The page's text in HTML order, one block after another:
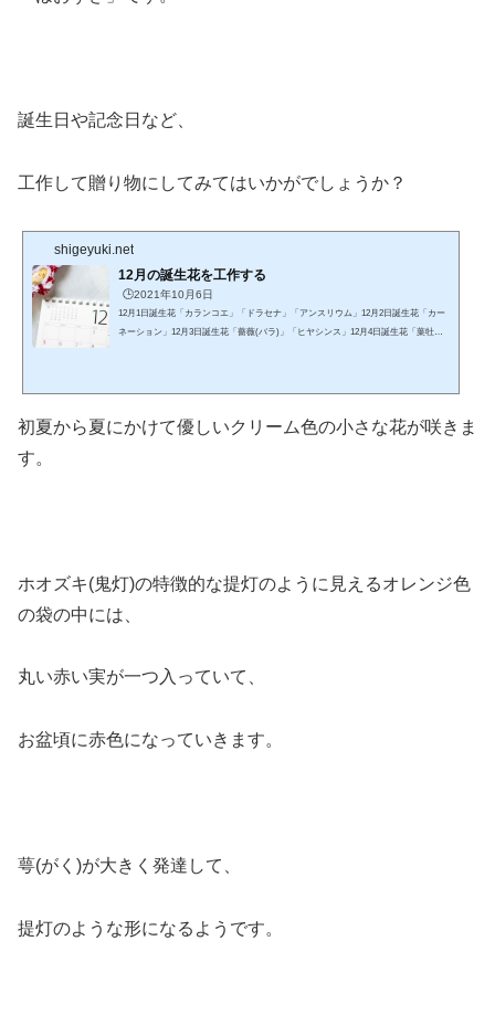
誕生日や記念日など、
工作して贈り物にしてみてはいかがでしょうか？
shigeyuki.net
12月の誕生花を工作する
🕒️2021年10月6日
12月1日誕生花「カランコエ」「ドラセナ」「アンスリウム」12月2日誕生花「カー
ネーション」12月3日誕生花「薔薇(バラ)」「ヒヤシンス」12月4日誕生花「葉牡丹
月11日誕生花「白い薔薇(バラ)」「ヒヤシンス」12月12日...
初夏から夏にかけて優しいクリーム色の小さな花が咲きま
す。
ホオズキ(鬼灯)の特徴的な提灯のように見えるオレンジ色
の袋の中には、
丸い赤い実が一つ入っていて、
お盆頃に赤色になっていきます。
萼(がく)が大きく発達して、
提灯のような形になるようです。